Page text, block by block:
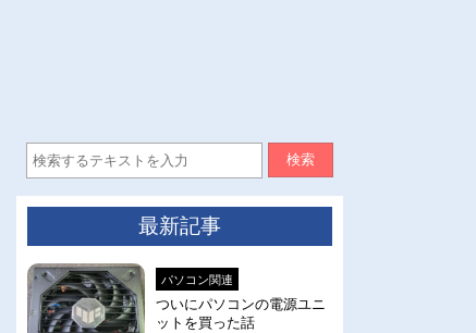
検索
最新記事
パソコン関連
ついにパソコンの電源ユニ
ットを買った話